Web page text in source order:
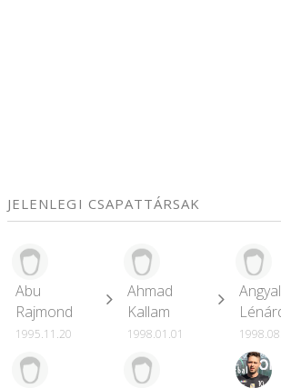
JELENLEGI CSAPATTÁRSAK
Abu
Rajmond
1995.11.20
Ahmad
Kallam
1998.01.01